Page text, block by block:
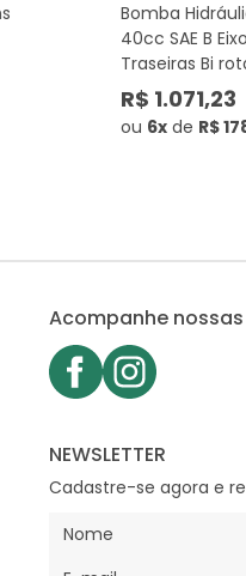
Bomba
40cc SAE B
Traseiras Bi
R$ 1.071,23
ou 6x de R$
Acompanhe
NEWSLETTER
Cadastre-se agora e